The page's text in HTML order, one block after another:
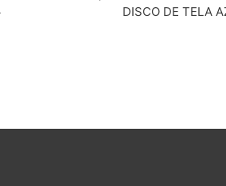
DISCO DE TELA